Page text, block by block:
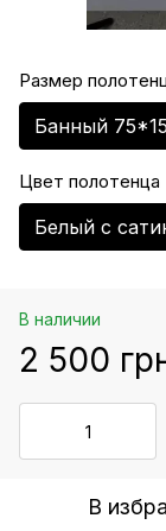
Размер
Банный
Цвет полотенца
Белый с
В наличии
2 500
В